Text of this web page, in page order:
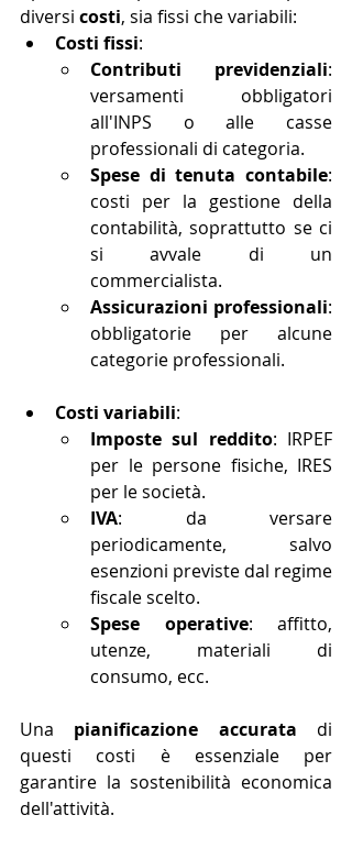
diversi costi, sia fissi che variabili:
Costi fissi:
Contributi previdenziali:
versamenti obbligatori
all'INPS o alle casse
professionali di categoria.
Spese di tenuta contabile:
costi per la gestione della
contabilità, soprattutto se ci
si avvale di un
commercialista.
Assicurazioni professionali:
obbligatorie per alcune
categorie professionali.
Costi variabili:
Imposte sul reddito: IRPEF
per le persone fisiche, IRES
per le società.
IVA: da versare
periodicamente, salvo
esenzioni previste dal regime
fiscale scelto.
Spese operative: affitto,
utenze, materiali di
consumo, ecc.
Una pianificazione accurata di
questi costi è essenziale per
garantire la sostenibilità economica
dell'attività.